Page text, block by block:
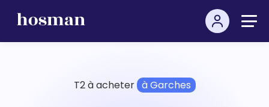
T2 à acheter à Garches